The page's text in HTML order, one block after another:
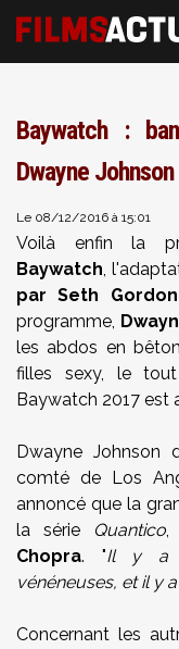
Baywatch :
Dwayne
Le 08/12/2016 à 15:01
Voilà enfin la
Baywatch,
par Seth
programme,
les abdos en
filles sexy, le
Baywatch 2017 est
Dwayne Johnson
comté de Los
annoncé que la
la série
Quantico,
Chopra. "Il y a
vénéneuses, et il y
Concernant les